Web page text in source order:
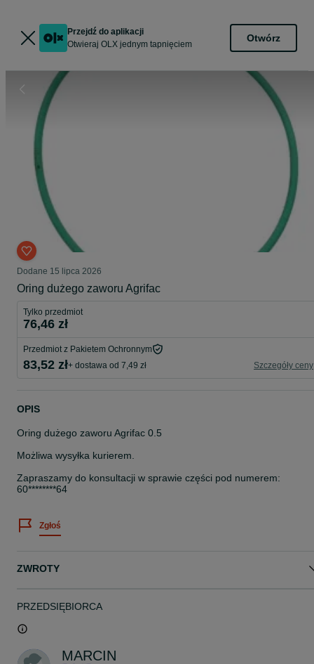
Przejdź do aplikacji
Otwieraj OLX jednym tapnięciem
Otwórz
Dodane 15 lipca 2026
Oring dużego zaworu Agrifac
Tylko przedmiot
76,46 zł
Przedmiot z Pakietem Ochronnym
83,52 zł+ dostawa od 7,49 zł Szczegóły ceny
OPIS
Oring dużego zaworu Agrifac 0.5
Możliwa wysyłka kurierem.
Zapraszamy do konsultacji w sprawie części pod numerem:
60********64
Zgłoś
ZWROTY
PRZEDSIĘBIORCA
MARCIN